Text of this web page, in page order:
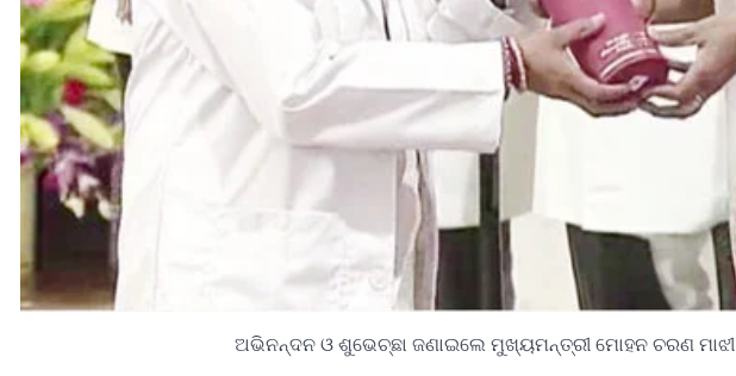
ଅଭିନନ୍ଦନ ଓ ଶୁଭେଚ୍ଛା ଜଣାଇଲେ ମୁଖ୍ୟମନ୍ତ୍ରୀ ମୋହନ ଚରଣ ମାଝୀ